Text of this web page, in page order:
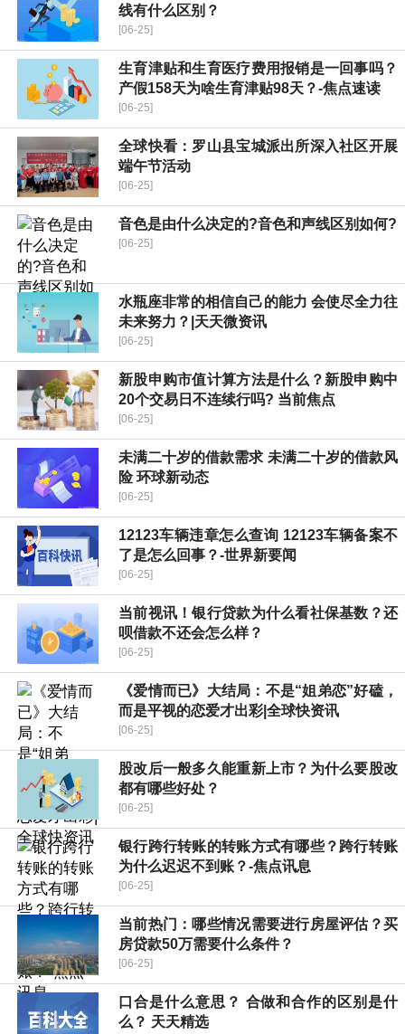
线有什么区别？
[06-25]
生育津贴和生育医疗费用报销是一回事吗？
产假158天为啥生育津贴98天？-焦点速读
[06-25]
全球快看：罗山县宝城派出所深入社区开展
端午节活动
[06-25]
音色是由什么决定的?音色和声线区别如何?
[06-25]
水瓶座非常的相信自己的能力 会使尽全力往
未来努力？|天天微资讯
[06-25]
新股申购市值计算方法是什么？新股申购中
20个交易日不连续行吗? 当前焦点
[06-25]
未满二十岁的借款需求 未满二十岁的借款风
险 环球新动态
[06-25]
12123车辆违章怎么查询 12123车辆备案不
了是怎么回事？-世界新要闻
[06-25]
当前视讯！银行贷款为什么看社保基数？还
呗借款不还会怎么样？
[06-25]
《爱情而已》大结局：不是“姐弟恋”好磕，
而是平视的恋爱才出彩|全球快资讯
[06-25]
股改后一般多久能重新上市？为什么要股改
都有哪些好处？
[06-25]
银行跨行转账的转账方式有哪些？跨行转账
为什么迟迟不到账？-焦点讯息
[06-25]
当前热门：哪些情况需要进行房屋评估？买
房贷款50万需要什么条件？
[06-25]
口合是什么意思？ 合做和合作的区别是什
么？ 天天精选